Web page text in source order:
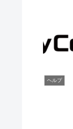
ヘルプ